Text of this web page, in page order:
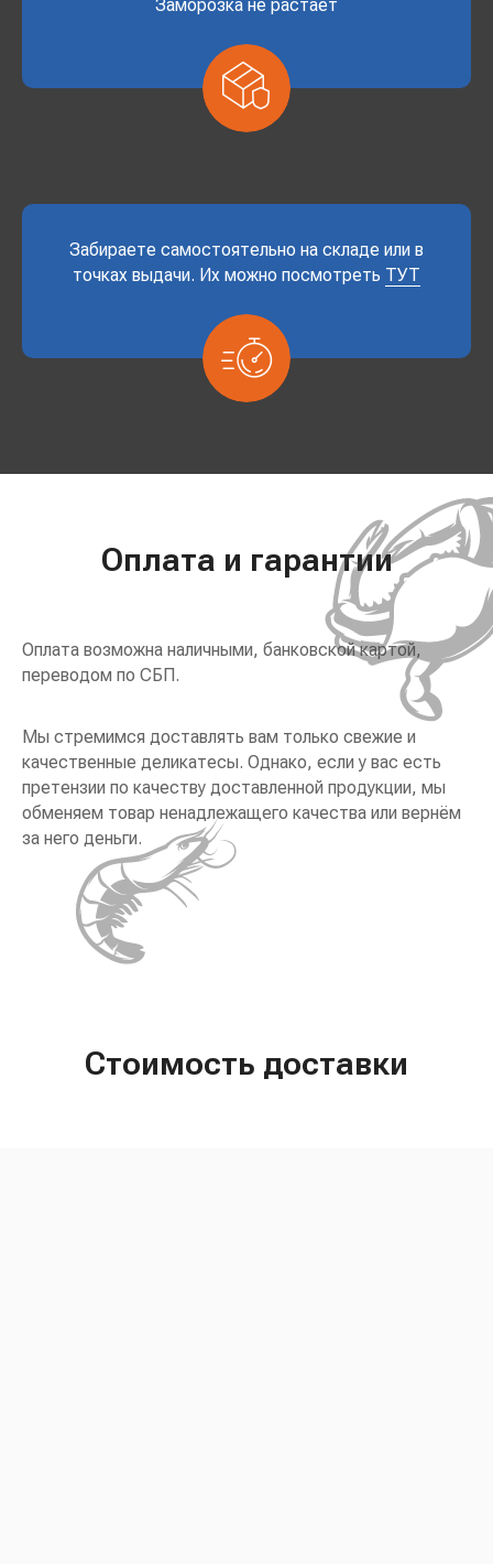
Заморозка не растает
Забираете самостоятельно на складе или в
точках выдачи. Их можно посмотреть ТУТ
Оплата и гарантии
Оплата возможна наличными, банковской картой,
переводом по СБП.
Мы стремимся доставлять вам только свежие и
качественные деликатесы. Однако, если у вас есть
претензии по качеству доставленной продукции, мы
обменяем товар ненадлежащего качества или вернём
за него деньги.
Стоимость доставки